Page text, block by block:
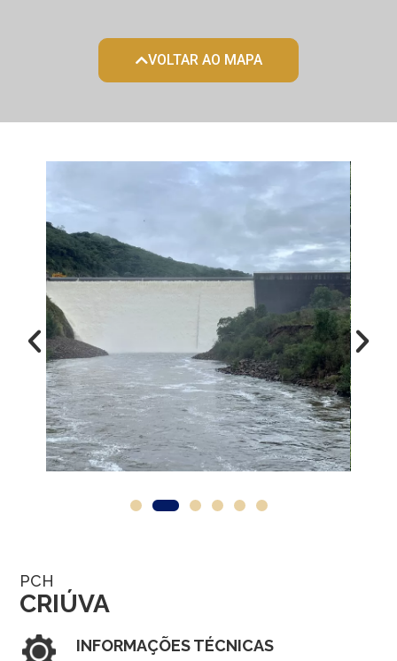
VOLTAR AO MAPA
PCH
CRIÚVA
INFORMAÇÕES TÉCNICAS